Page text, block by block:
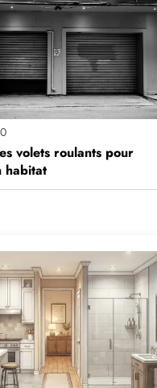
0
volets roulants pour
habitat